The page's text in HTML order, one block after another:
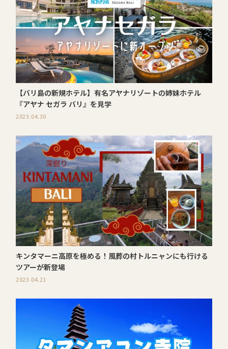
【バリ島の新規ホテル】有名アヤナリゾートの姉妹ホテル
『アヤナ セガラ バリ』を見学
2023.04.30
キンタマーニ高原を極める！風葬の村トルニャンにも行ける
ツアーが新登場
2023.04.21